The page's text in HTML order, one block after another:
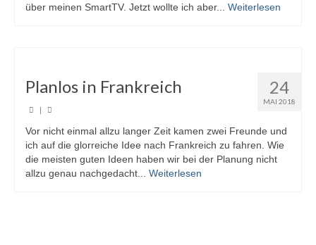
über meinen SmartTV. Jetzt wollte ich aber... Weiterlesen
24
MAI 2018
Planlos in Frankreich
|
Vor nicht einmal allzu langer Zeit kamen zwei Freunde und
ich auf die glorreiche Idee nach Frankreich zu fahren. Wie
die meisten guten Ideen haben wir bei der Planung nicht
allzu genau nachgedacht... Weiterlesen